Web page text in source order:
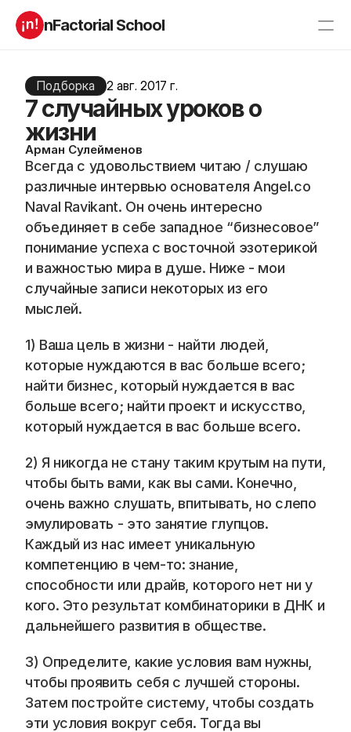
nFactorial School
О нас
Отзывы
Блог
Incubator 2026
Компаниям
Старт в ИТ
Андроид разработчик
Алгоритмы
iOS с 0
Python-разработчик
Frontend на React
Product manager
Генеративный ИИ
Data Science c 0
Аналитик данных
Blog
Careers
About
COMMUNITY
Join
Events
Experts
📞 Спросить менеджера
Подборка 2 авг. 2017 г.
7 случайных уроков о
жизни
Арман Сулейменов
Всегда с удовольствием читаю / слушаю
различные интервью основателя Angel.co
Naval Ravikant. Он очень интересно
объединяет в себе западное “бизнесовое”
понимание успеха с восточной эзотерикой
и важностью мира в душе. Ниже - мои
случайные записи некоторых из его
мыслей.
1) Ваша цель в жизни - найти людей,
которые нуждаются в вас больше всего;
найти бизнес, который нуждается в вас
больше всего; найти проект и искусство,
который нуждается в вас больше всего.
2) Я никогда не стану таким крутым на пути,
чтобы быть вами, как вы сами. Конечно,
очень важно слушать, впитывать, но слепо
эмулировать - это занятие глупцов.
Каждый из нас имеет уникальную
компетенцию в чем-то: знание,
способности или драйв, которого нет ни у
кого. Это результат комбинаторики в ДНК и
дальнейшего развития в обществе.
3) Определите, какие условия вам нужны,
чтобы проявить себя с лучшей стороны.
Затем постройте систему, чтобы создать
эти условия вокруг себя. Тогда вы